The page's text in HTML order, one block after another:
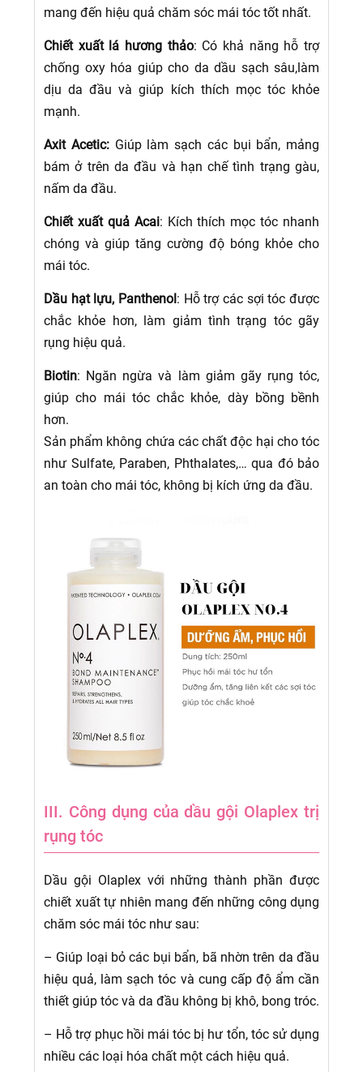
mang đến hiệu quả chăm sóc mái tóc tốt nhất.
Chiết xuất lá hương thảo: Có khả năng hỗ trợ
chống oxy hóa giúp cho da dầu sạch sâu,làm
dịu da đầu và giúp kích thích mọc tóc khỏe
mạnh.
Axit Acetic:Giúp làm sạch các bụi bẩn, mảng
bám ở trên da đầu và hạn chế tình trạng gàu,
nấm da đầu.
Chiết xuất quả Acai: Kích thích mọc tóc nhanh
chóng và giúp tăng cường độ bóng khỏe cho
mái tóc.
Dầu hạt lựu, Panthenol : Hỗ trợ các sợi tóc được
chắc khỏe hơn, làm giảm tình trạng tóc gãy
rụng hiệu quả.
Biotin: Ngăn ngừa và làm giảm gãy rụng tóc,
giúp cho mái tóc chắc khỏe, dày bồng bềnh
hơn.
Sản phẩm không chứa các chất độc hại cho tóc
như Sulfate, Paraben, Phthalates,… qua đó bảo
an toàn cho mái tóc, không bị kích ứng da đầu.
III. Công dụng của dầu gội Olaplex trị
rụng tóc
Dầu gội Olaplex với những thành phần được
chiết xuất tự nhiên mang đến những công dụng
chăm sóc mái tóc như sau:
– Giúp loại bỏ các bụi bẩn, bã nhờn trên da đầu
hiệu quả, làm sạch tóc và cung cấp độ ẩm cần
thiết giúp tóc và da đầu không bị khô, bong tróc.
– Hỗ trợ phục hồi mái tóc bị hư tổn, tóc sử dụng
nhiều các loại hóa chất một cách hiệu quả.